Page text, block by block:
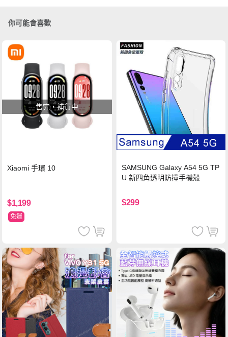
你可能會喜歡
售完，補貨中
Xiaomi 手環 10
$1,199
免運
SAMSUNG Galaxy A54 5G TP
U 新四角透明防撞手機殼
$299